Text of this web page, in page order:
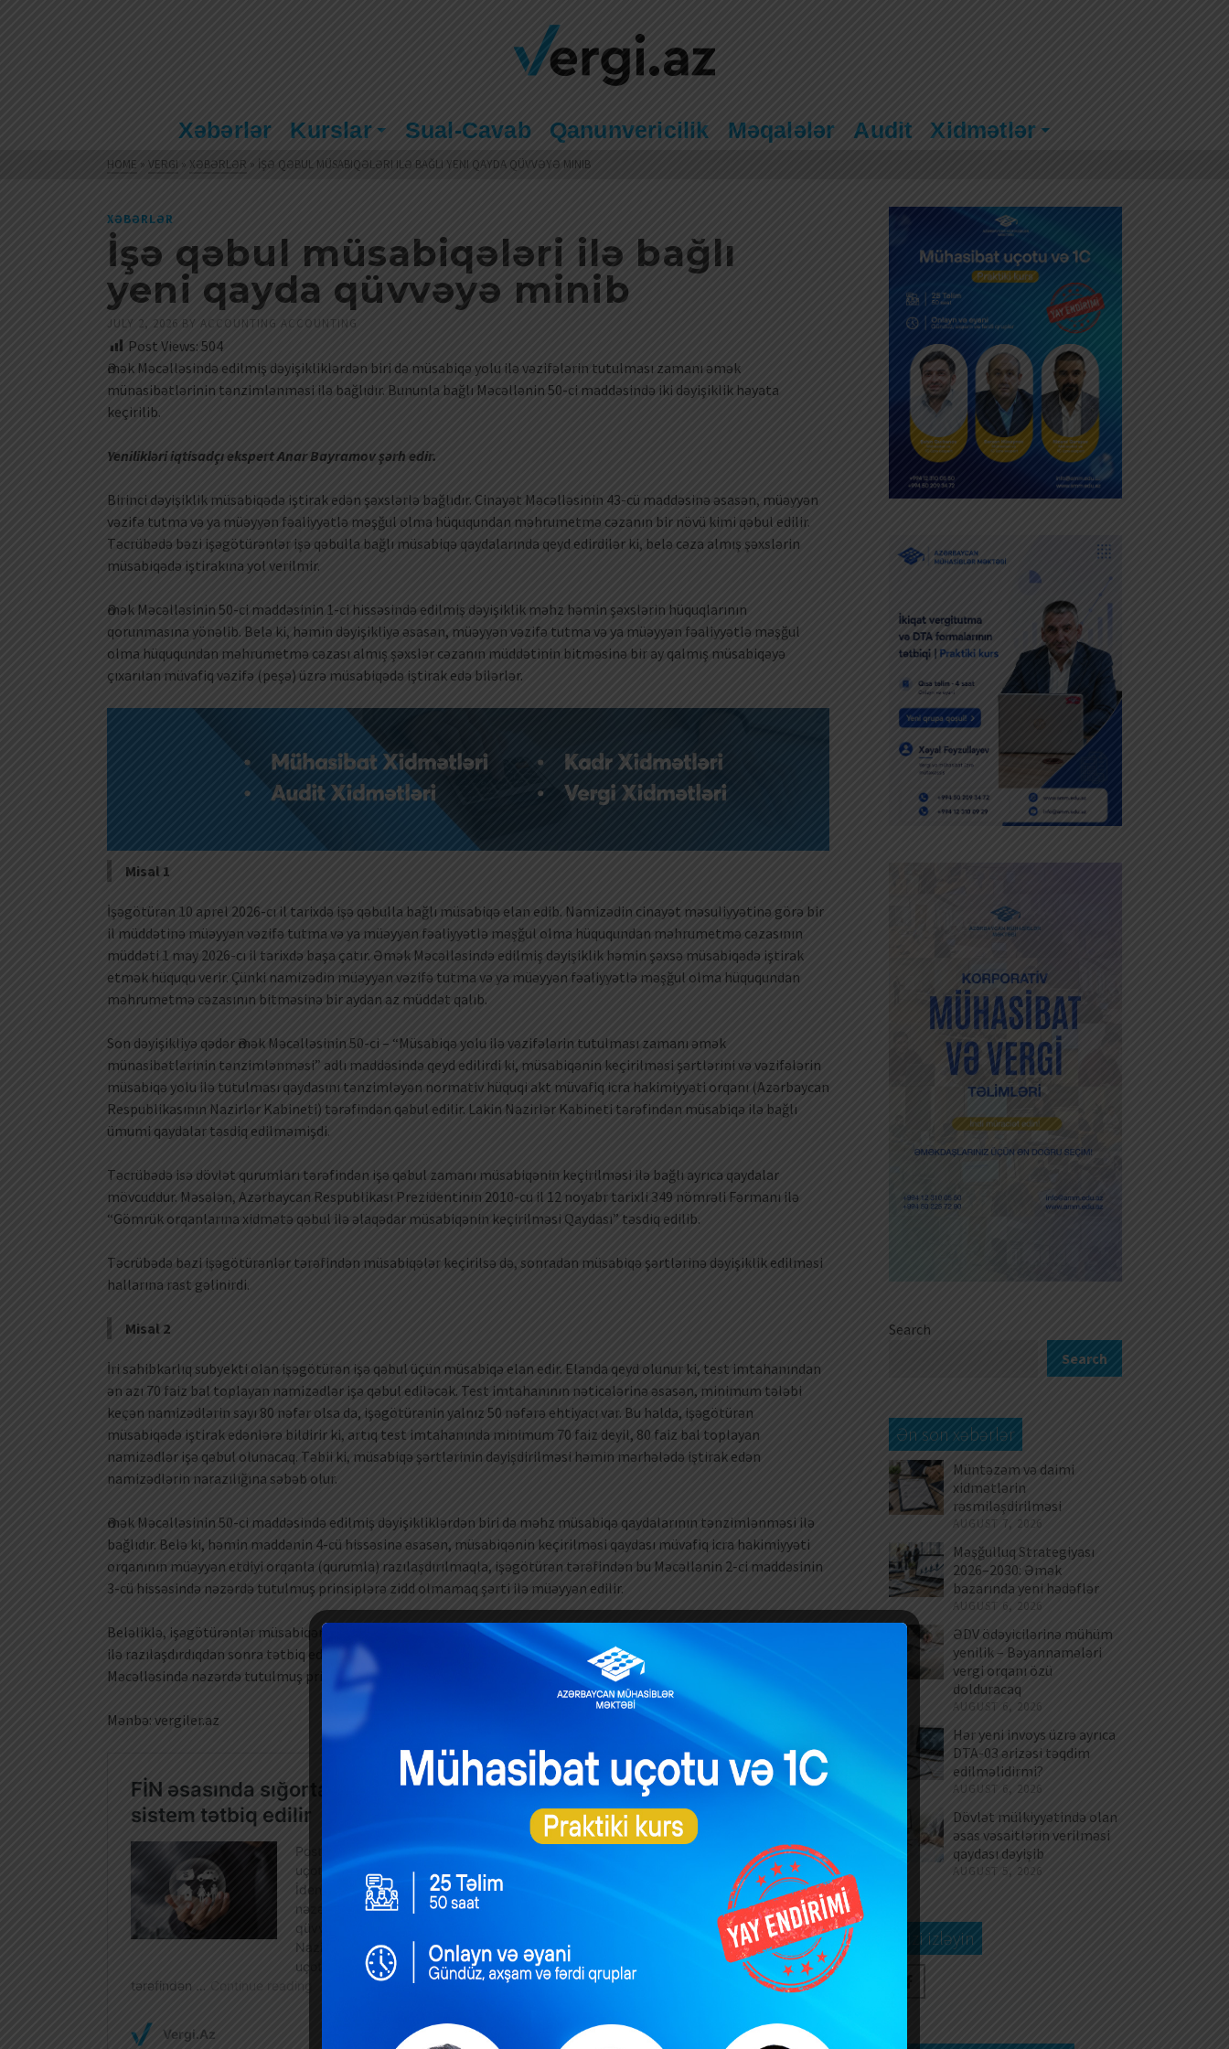
Xəbərlər Kurslar Sual-Cavab Qanunvericilik Məqalələr Audit Xidmətlər
HOME » VERGI » XƏBƏRLƏR » İŞƏ QƏBUL MÜSABIQƏLƏRI ILƏ BAĞLI YENI QAYDA QÜVVƏYƏ MINIB
XƏBƏRLƏR
İşə qəbul müsabiqələri ilə bağlı
yeni qayda qüvvəyə minib
JULY 2, 2026 BY ACCOUNTING ACCOUNTING
Post Views: 504
Әmək Məcəlləsində edilmiş dəyişikliklərdən biri də müsabiqə yolu ilə vəzifələrin tutulması zamanı əmək
münasibətlərinin tənzimlənməsi ilə bağlıdır. Bununla bağlı Məcəllənin 50-ci maddəsində iki dəyişiklik həyata
keçirilib.
Yenilikləri iqtisadçı ekspert Anar Bayramov şərh edir.
Birinci dəyişiklik müsabiqədə iştirak edən şəxslərlə bağlıdır. Cinayət Məcəlləsinin 43-cü maddəsinə əsasən, müəyyən
vəzifə tutma və ya müəyyən fəaliyyətlə məşğul olma hüququndan məhrumetmə cəzanın bir növü kimi qəbul edilir.
Təcrübədə bəzi işəgötürənlər işə qəbulla bağlı müsabiqə qaydalarında qeyd edirdilər ki, belə cəza almış şəxslərin
müsabiqədə iştirakına yol verilmir.
Әmək Məcəlləsinin 50-ci maddəsinin 1-ci hissəsində edilmiş dəyişiklik məhz həmin şəxslərin hüquqlarının
qorunmasına yönəlib. Belə ki, həmin dəyişikliyə əsasən, müəyyən vəzifə tutma və ya müəyyən fəaliyyətlə məşğul
olma hüququndan məhrumetmə cəzası almış şəxslər cəzanın müddətinin bitməsinə bir ay qalmış müsabiqəyə
çıxarılan müvafiq vəzifə (peşə) üzrə müsabiqədə iştirak edə bilərlər.
Misal 1
İşəgötürən 10 aprel 2026-cı il tarixdə işə qəbulla bağlı müsabiqə elan edib. Namizədin cinayət məsuliyyətinə görə bir
il müddətinə müəyyən vəzifə tutma və ya müəyyən fəaliyyətlə məşğul olma hüququndan məhrumetmə cəzasının
müddəti 1 may 2026-cı il tarixdə başa çatır. Əmək Məcəlləsində edilmiş dəyişiklik həmin şəxsə müsabiqədə iştirak
etmək hüququ verir. Çünki namizədin müəyyən vəzifə tutma və ya müəyyən fəaliyyətlə məşğul olma hüququndan
məhrumetmə cəzasının bitməsinə bir aydan az müddət qalıb.
Son dəyişikliyə qədər Әmək Məcəlləsinin 50-ci – “Müsabiqə yolu ilə vəzifələrin tutulması zamanı əmək
münasibətlərinin tənzimlənməsi” adlı maddəsində qeyd edilirdi ki, müsabiqənin keçirilməsi şərtlərini və vəzifələrin
müsabiqə yolu ilə tutulması qaydasını tənzimləyən normativ hüquqi akt müvafiq icra hakimiyyəti orqanı (Azərbaycan
Respublikasının Nazirlər Kabineti) tərəfindən qəbul edilir. Lakin Nazirlər Kabineti tərəfindən müsabiqə ilə bağlı
ümumi qaydalar təsdiq edilməmişdi.
Təcrübədə isə dövlət qurumları tərəfindən işə qəbul zamanı müsabiqənin keçirilməsi ilə bağlı ayrıca qaydalar
mövcuddur. Məsələn, Azərbaycan Respublikası Prezidentinin 2010-cu il 12 noyabr tarixli 349 nömrəli Fərmanı ilə
“Gömrük orqanlarına xidmətə qəbul ilə əlaqədar müsabiqənin keçirilməsi Qaydası” təsdiq edilib.
Təcrübədə bəzi işəgötürənlər tərəfindən müsabiqələr keçirilsə də, sonradan müsabiqə şərtlərinə dəyişiklik edilməsi
hallarına rast gəlinirdi.
Misal 2
İri sahibkarlıq subyekti olan işəgötürən işə qəbul üçün müsabiqə elan edir. Elanda qeyd olunur ki, test imtahanından
ən azı 70 faiz bal toplayan namizədlər işə qəbul ediləcək. Test imtahanının nəticələrinə əsasən, minimum tələbi
keçən namizədlərin sayı 80 nəfər olsa da, işəgötürənin yalnız 50 nəfərə ehtiyacı var. Bu halda, işəgötürən
müsabiqədə iştirak edənlərə bildirir ki, artıq test imtahanında minimum 70 faiz deyil, 80 faiz bal toplayan
namizədlər işə qəbul olunacaq. Təbii ki, müsabiqə şərtlərinin dəyişdirilməsi həmin mərhələdə iştirak edən
namizədlərin narazılığına səbəb olur.
Әmək Məcəlləsinin 50-ci maddəsində edilmiş dəyişikliklərdən biri də məhz müsabiqə qaydalarının tənzimlənməsi ilə
bağlıdır. Belə ki, həmin maddənin 4-cü hissəsinə əsasən, müsabiqənin keçirilməsi qaydası müvafiq icra hakimiyyəti
orqanının müəyyən etdiyi orqanla (qurumla) razılaşdırılmaqla, işəgötürən tərəfindən bu Məcəllənin 2-ci maddəsinin
3-cü hissəsində nəzərdə tutulmuş prinsiplərə zidd olmamaq şərti ilə müəyyən edilir.
Beləliklə, işəgötürənlər müsabiqənin keçirilməsi qaydalarını hazırlayaraq Әmək və Әhalinin Sosial Müdafiəsi Nazirliyi
ilə razılaşdırdıqdan sonra tətbiq edəcəklər. Təbii ki, işəgötürən tərəfindən hazırlanan müsabiqə qaydaları Әmək
Məcəlləsində nəzərdə tutulmuş prinsiplərə zidd olmamalıdır.
Mənbə: vergiler.az
Search
Search
Ən son xəbərlər
Müntəzəm və daimi
xidmətlərin
rəsmiləşdirilməsi
AUGUST 7, 2026
Məşğulluq Strategiyası
2026–2030: Əmək
bazarında yeni hədəflər
AUGUST 6, 2026
ƏDV ödəyicilərinə mühüm
yenilik – Bəyannamələri
vergi orqanı özü
dolduracaq
AUGUST 6, 2026
Hər yeni invoys üzrə ayrıca
DTA-03 ərizəsi təqdim
edilməlidirmi?
AUGUST 6, 2026
Dövlət mülkiyyətində olan
əsas vəsaitlərin verilməsi
qaydası dəyişib
AUGUST 5, 2026
Bizi izləyin